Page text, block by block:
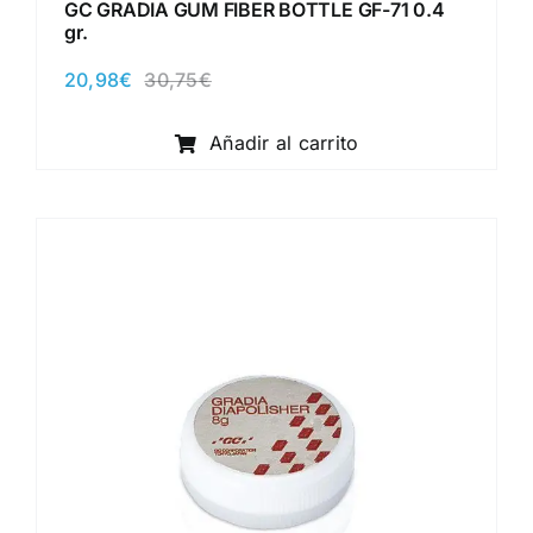
GC GRADIA GUM FIBER BOTTLE GF-71 0.4
gr.
30,75€El
original
era:
20,98€
El
actual
es:
Añadir al carrito